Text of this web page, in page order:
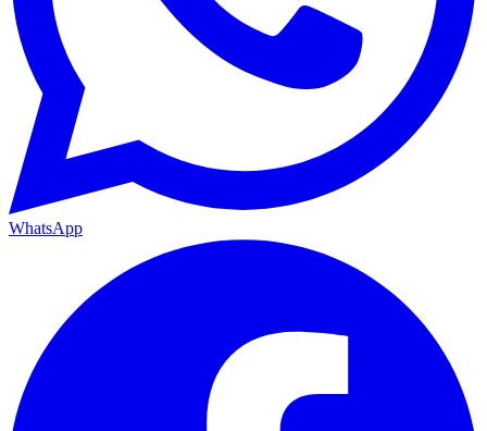
WhatsApp